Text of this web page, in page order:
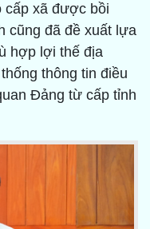
cấp xã được bồi
cũng đã đề xuất lựa
hợp lợi thế địa
thông tin điều
Đảng từ cấp tỉnh